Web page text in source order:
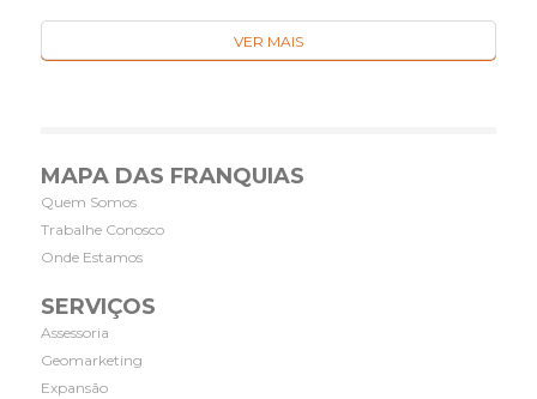
VER MAIS
MAPA DAS FRANQUIAS
Quem Somos
Trabalhe Conosco
Onde Estamos
SERVIÇOS
Assessoria
Geomarketing
Expansão